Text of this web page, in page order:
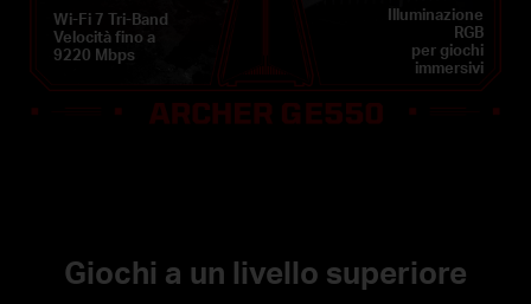
Wi-Fi 7 Tri-Band
Velocità fino a
9220 Mbps
Illuminazione
RGB
per giochi
immersivi
Giochi a un livello superiore